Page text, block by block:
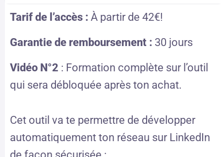
Tarif de l’accès : À partir de 42€!
Garantie de remboursement : 30 jours
Vidéo N°2 : Formation complète sur l’outil
qui sera débloquée après ton achat.
Cet outil va te permettre de développer
automatiquement ton réseau sur LinkedIn